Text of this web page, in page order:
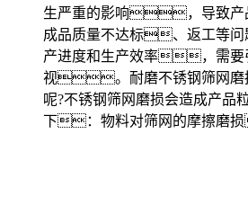
生严重的影响，导致产
成品质量不达标、返工等
产进度和生产效率，需要
视。耐磨不锈钢筛网磨
呢?不锈钢筛网磨损会造成产品
下：物料对筛网的摩擦磨